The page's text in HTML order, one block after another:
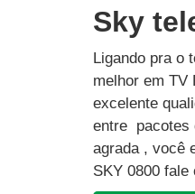
Sky
Ligando pra o
melhor em TV
excelente
entre pacotes
agrada , você
SKY 0800